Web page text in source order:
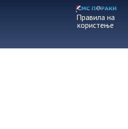
Правила на
користење